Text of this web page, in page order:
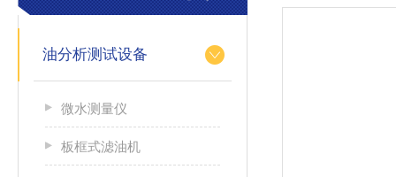
油分析测试设备
微水测量仪
板框式滤油机